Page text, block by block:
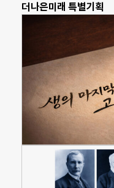
더나은미래 특별기획